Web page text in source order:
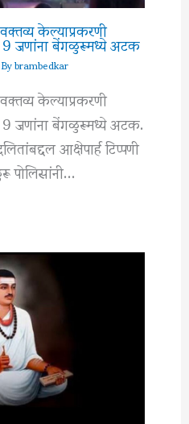
केल्याप्रकरणी
9 जणांना बेंगळुरूमध्ये अटक
brambedkar
केल्याप्रकरणी
9 जणांना बेंगळुरूमध्ये अटक.
आक्षेपार्ह टिप्पणी
पोलिसांनी…